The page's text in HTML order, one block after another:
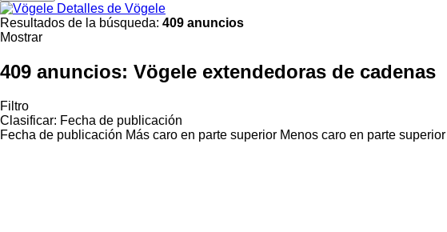
Detalles de Vögele
Resultados de la búsqueda: 409 anuncios
Mostrar
409 anuncios: Vögele extendedoras de cadenas
Filtro
Clasificar: Fecha de publicación
Fecha de publicación Más caro en parte superior Menos caro en parte superior